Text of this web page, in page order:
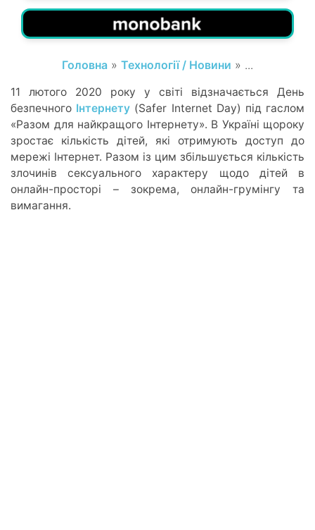
Головна » Технології / Новини » ...
11 лютого 2020 року у світі відзначається День
безпечного Інтернету (Safer Internet Day) під гаслом
«Разом для найкращого Інтернету». В Україні щороку
зростає кількість дітей, які отримують доступ до
мережі Інтернет. Разом із цим збільшується кількість
злочинів сексуального характеру щодо дітей в
онлайн-просторі – зокрема, онлайн-грумінгу та
вимагання.